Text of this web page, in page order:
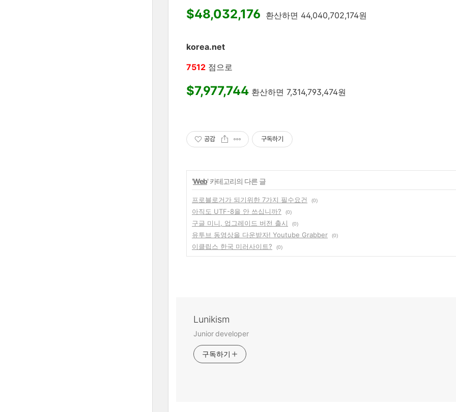
$48,032,176 환산하면 44,040,702,174원
korea.net
7512 점으로
$7,977,744 환산하면 7,314,793,474원
공감 구독하기
'Web' 카테고리의 다른 글
프로블로거가 되기위한 7가지 필수요건 (0)
아직도 UTF-8을 안 쓰십니까? (0)
구글 미니, 업그레이드 버전 출시 (0)
유투브 동영상을 다운받자! Youtube Grabber (0)
이클립스 한국 미러사이트? (0)
Lunikism
Junior developer
구독하기